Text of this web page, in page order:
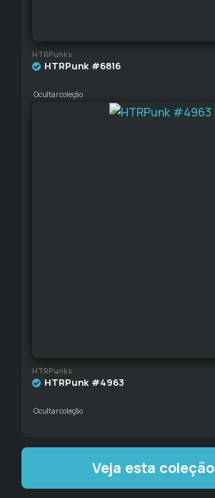
HTRPunks
HTRPunk #6816
Ocultar coleção
HTRPunks
HTRPunk #4963
Ocultar coleção
Veja esta coleção